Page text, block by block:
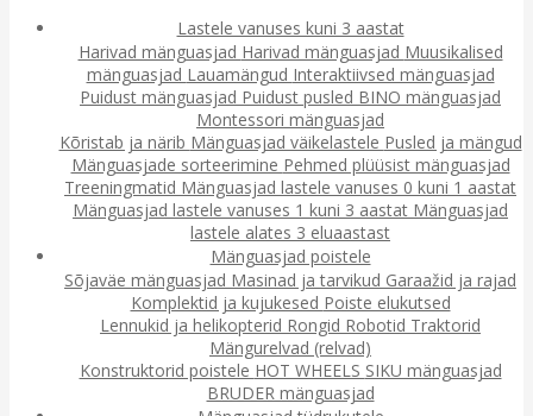
Lastele vanuses kuni 3 aastat
Harivad mänguasjad Harivad mänguasjad Muusikalised
mänguasjad Lauamängud Interaktiivsed mänguasjad
Puidust mänguasjad Puidust pusled BINO mänguasjad
Montessori mänguasjad
Kõristab ja närib Mänguasjad väikelastele Pusled ja mängud
Mänguasjade sorteerimine Pehmed plüüsist mänguasjad
Treeningmatid Mänguasjad lastele vanuses 0 kuni 1 aastat
Mänguasjad lastele vanuses 1 kuni 3 aastat Mänguasjad
lastele alates 3 eluaastast
Mänguasjad poistele
Sõjaväe mänguasjad Masinad ja tarvikud Garaažid ja rajad
Komplektid ja kujukesed Poiste elukutsed
Lennukid ja helikopterid Rongid Robotid Traktorid
Mängurelvad (relvad)
Konstruktorid poistele HOT WHEELS SIKU mänguasjad
BRUDER mänguasjad